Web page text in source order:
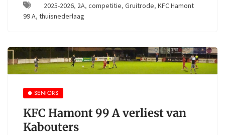
2025-2026, 2A, competitie, Gruitrode, KFC Hamont
99 A, thuisnederlaag
SENIORS
KFC Hamont 99 A verliest van
Kabouters